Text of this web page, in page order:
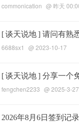
commonication @昨天
[谈天说地] 请问有熟
6688sx1
@ 2023-10-17
[谈天说地] 分享一个
fengchen2233 @ 2025-3-27
2026年8月6日签到记